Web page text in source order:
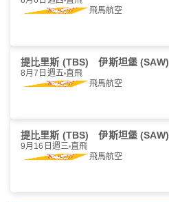
飛馬航空
提比里斯 (TBS) 伊斯坦堡 (SAW)
8月7日週五 直飛
飛馬航空
提比里斯 (TBS) 伊斯坦堡 (SAW)
9月16日週三 直飛
飛馬航空